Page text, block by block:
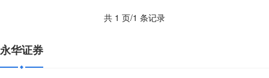
共 1 页/1 条记录
永华证券